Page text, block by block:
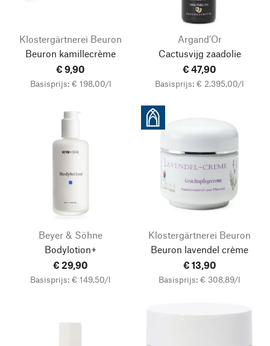
Klostergärtnerei Beuron
Beuron kamillecrème
€ 9,90
Basisprijs: € 198,00/l
Argand’Or
Cactusvijg zaadolie
€ 47,90
Basisprijs: € 2.395,00/l
Beyer & Söhne
Bodylotion+
€ 29,90
Basisprijs: € 149,50/l
Klostergärtnerei Beuron
Beuron lavendel crème
€ 13,90
Basisprijs: € 308,89/l